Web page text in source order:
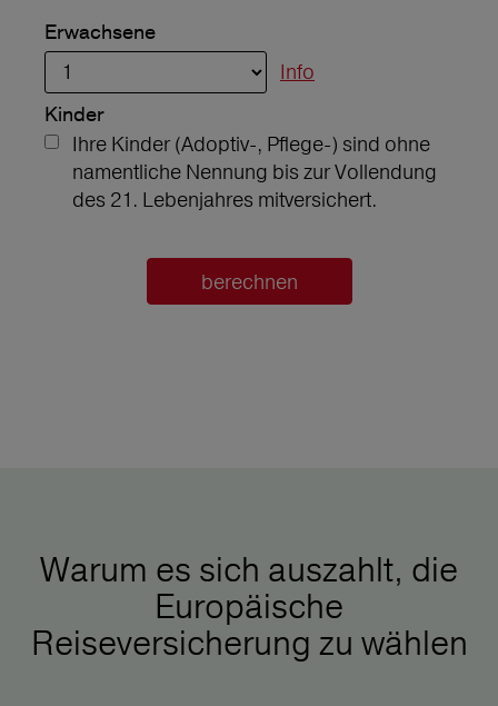
Erwachsene
Info
Kinder
Ihre Kinder (Adoptiv-, Pflege-) sind ohne
namentliche Nennung bis zur Vollendung
des 21. Lebenjahres mitversichert.
berechnen
Warum es sich auszahlt, die
Europäische
Reiseversicherung zu wählen